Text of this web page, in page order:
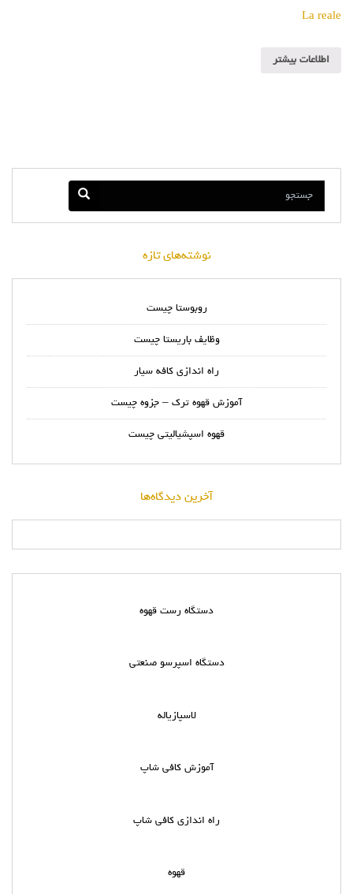
La reale
اطلاعات بیشتر
نوشته‌های تازه
روبوستا چیست
وظایف باریستا چیست
راه اندازی کافه سیار
آموزش قهوه ترک – جزوه چیست
قهوه اسپشیالیتی چیست
آخرین دیدگاه‌ها
دستگاه رست قهوه
دستگاه اسپرسو صنعتی
لاسپازیاله
آموزش کافی شاپ
راه اندازی کافی شاپ
قهوه